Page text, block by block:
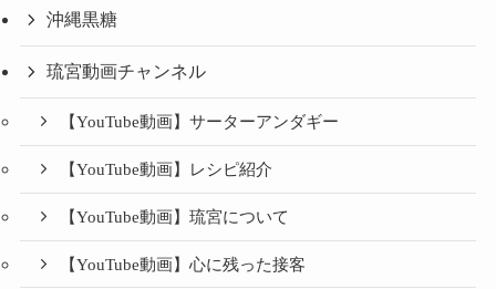
沖縄黒糖
琉宮動画チャンネル
【YouTube動画】サーターアンダギー
【YouTube動画】レシピ紹介
【YouTube動画】琉宮について
【YouTube動画】心に残った接客